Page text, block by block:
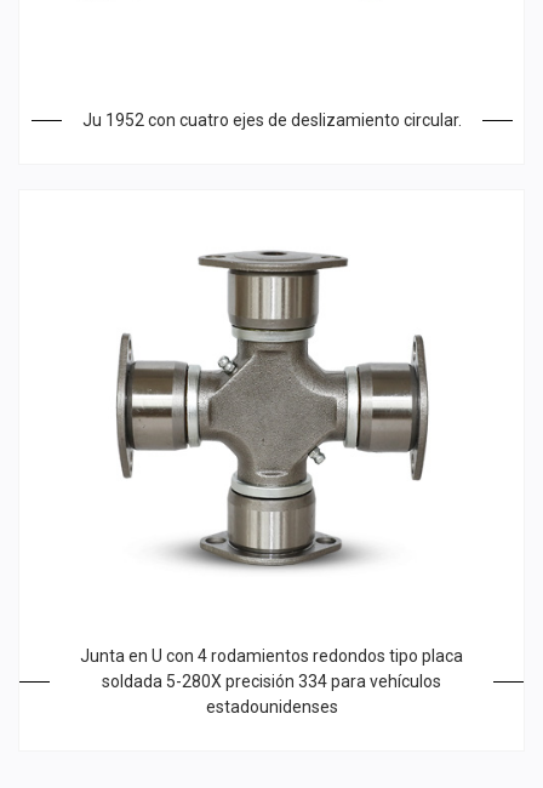
Ju 1952 con cuatro ejes de deslizamiento circular.
Junta en U con 4 rodamientos redondos tipo placa
soldada 5-280X precisión 334 para vehículos
estadounidenses